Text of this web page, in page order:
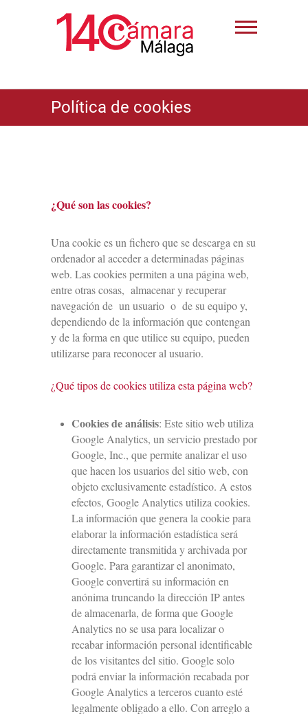
Política de cookies
¿Qué son las cookies?
Una cookie es un fichero que se descarga en su
ordenador al acceder a determinadas páginas
web. Las cookies permiten a una página web,
entre otras cosas, almacenar y recuperar
navegación de un usuario o de su equipo y,
dependiendo de la información que contengan
y de la forma en que utilice su equipo, pueden
utilizarse para reconocer al usuario.
¿Qué tipos de cookies utiliza esta página web?
Cookies de análisis: Este sitio web utiliza
Google Analytics, un servicio prestado por
Google, Inc., que permite analizar el uso
que hacen los usuarios del sitio web, con
objeto exclusivamente estadístico. A estos
efectos, Google Analytics utiliza cookies.
La información que genera la cookie para
elaborar la información estadística será
directamente transmitida y archivada por
Google. Para garantizar el anonimato,
Google convertirá su información en
anónima truncando la dirección IP antes
de almacenarla, de forma que Google
Analytics no se usa para localizar o
recabar información personal identificable
de los visitantes del sitio. Google solo
podrá enviar la información recabada por
Google Analytics a terceros cuanto esté
legalmente obligado a ello. Con arreglo a